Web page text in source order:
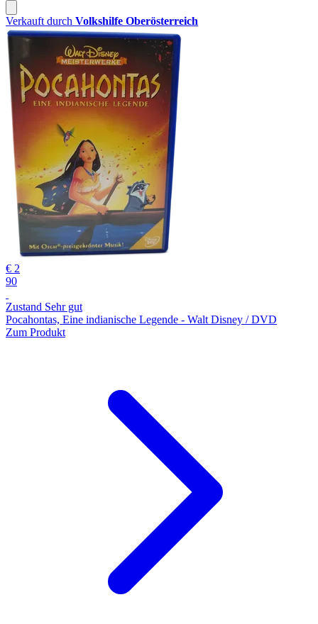
Verkauft durch Volkshilfe Oberösterreich
€ 2
90
Zustand Sehr gut
Pocahontas, Eine indianische Legende - Walt Disney / DVD
Zum Produkt